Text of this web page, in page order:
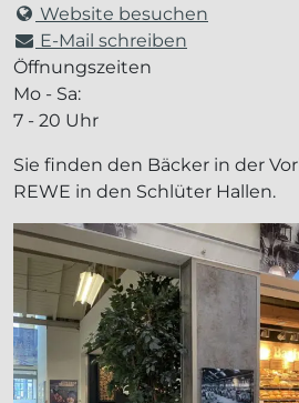
Website besuchen
E-Mail schreiben
Öffnungszeiten
Mo - Sa:
7 - 20 Uhr
Sie finden den Bäcker in der
REWE in den Schlüter Hallen.